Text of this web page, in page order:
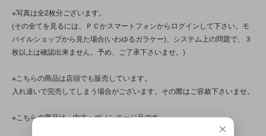
※写真は全2枚分ございます。
(その全てを見るには、ＰＣかスマートフォンからログインして下さい。モ
バイルショップから見た場合(いわゆるガラケー)、システム上の問題で、３
枚以上は確認出来ません。予め、ご了承下さいませ。)
※こちらの商品は店頭でも販売しています。
入れ違いで完売してしまう場合がございます。その際はご容赦下さいませ。
※こちらの商品は、中古・ヴィンテージ品です。
×